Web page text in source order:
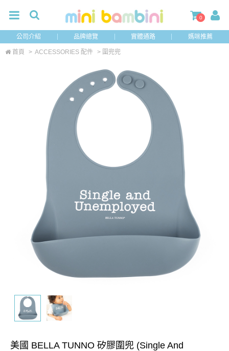
0
公司介紹 品牌總覽 實體通路 媽咪推薦
首頁 > ACCESSORIES 配件 > 圍兜兜
美國 BELLA TUNNO 矽膠圍兜 (Single And